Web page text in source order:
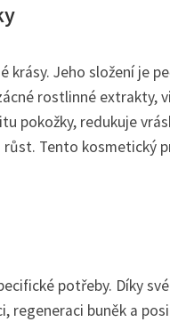
Jeho složení je
rostlinné extrakty,
pokožky, redukuje
růst. Tento kosmetický
potřeby. Díky
buněk a